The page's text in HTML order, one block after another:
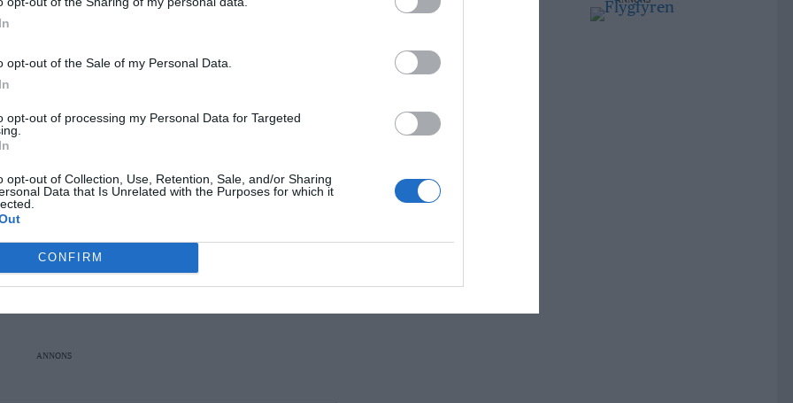
opt-out of the Sale of my Personal Data.
opt-out of processing my Personal Data for Targeted
opt-out of Collection, Use, Retention, Sale, and/or Sharing
Data that Is Unrelated with the Purposes for which it
CONFIRM
supportbandet Final Strike, med kopplingar
för sin debutskiva "Finding
FOTO:Pressbild
bor ju här i Roslagen, så det är tillsammans
Stefan.
ANNONS